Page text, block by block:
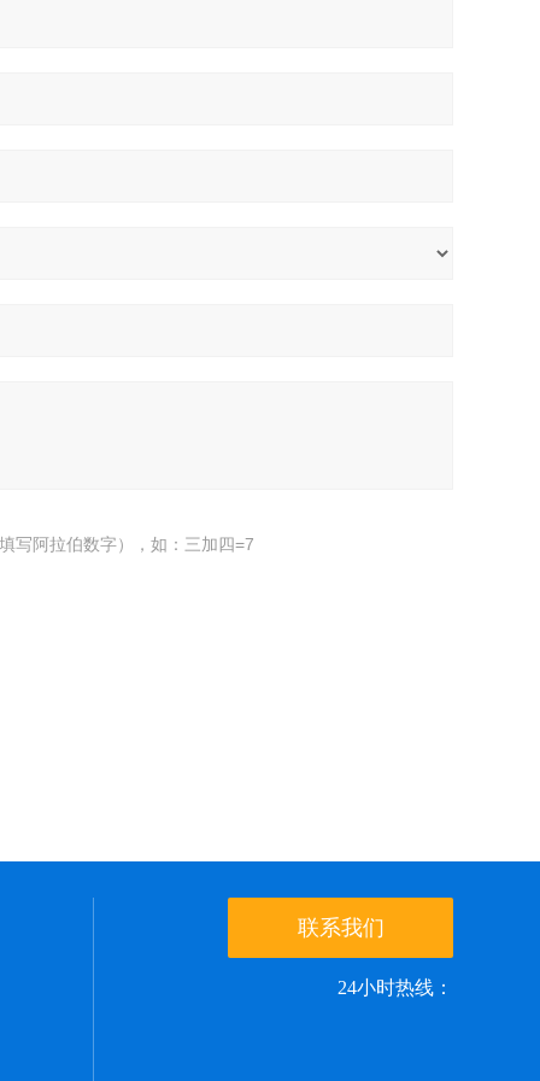
写阿拉伯数字），如：三加四=7
联系我们
24小时热线：